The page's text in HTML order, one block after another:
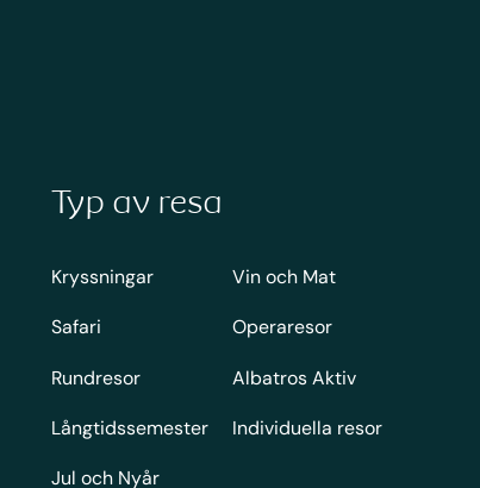
Typ av resa
Kryssningar
Safari
Rundresor
Långtidssemester
Jul och Nyår
Vin och Mat
Operaresor
Albatros Aktiv
Individuella resor